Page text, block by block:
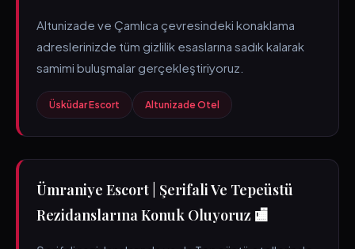
Altunizade ve Çamlıca çevresindeki konaklama
adreslerinizde tüm gizlilik esaslarına sadık kalarak
samimi buluşmalar gerçekleştiriyoruz.
Üsküdar Escort Altunizade Otel
Ümraniye Escort | Şerifali Ve Tepeüstü
Rezidanslarına Konuk Oluyoruz 🏬